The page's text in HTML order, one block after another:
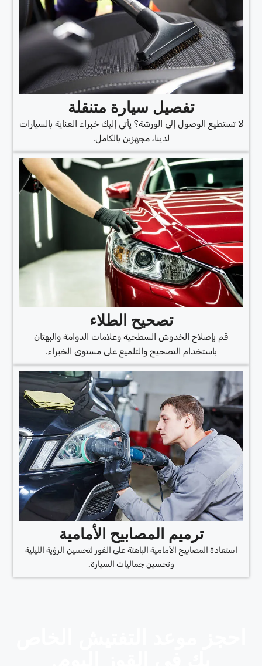
تفصيل سيارة متنقلة
لا تستطيع الوصول إلى الورشة؟ يأتي إليك خبراء العناية بالسيارات
لدينا، مجهزين بالكامل.
تصحيح الطلاء
قم بإصلاح الخدوش السطحية وعلامات الدوامة والبهتان
باستخدام التصحيح والتلميع على مستوى الخبراء.
ترميم المصابيح الأمامية
استعادة المصابيح الأمامية الباهتة على الفور لتحسين الرؤية الليلية
وتحسين جماليات السيارة.